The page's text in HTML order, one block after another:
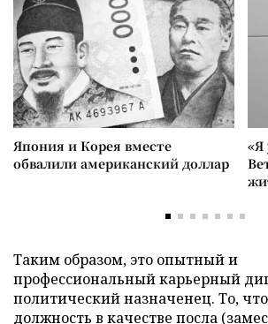
Япония и Корея вместе
обвалили американский доллар
«Я
Таким образом, это опытный и
профессиональный карьерный
политический назначенец. То,
должность в качестве посла